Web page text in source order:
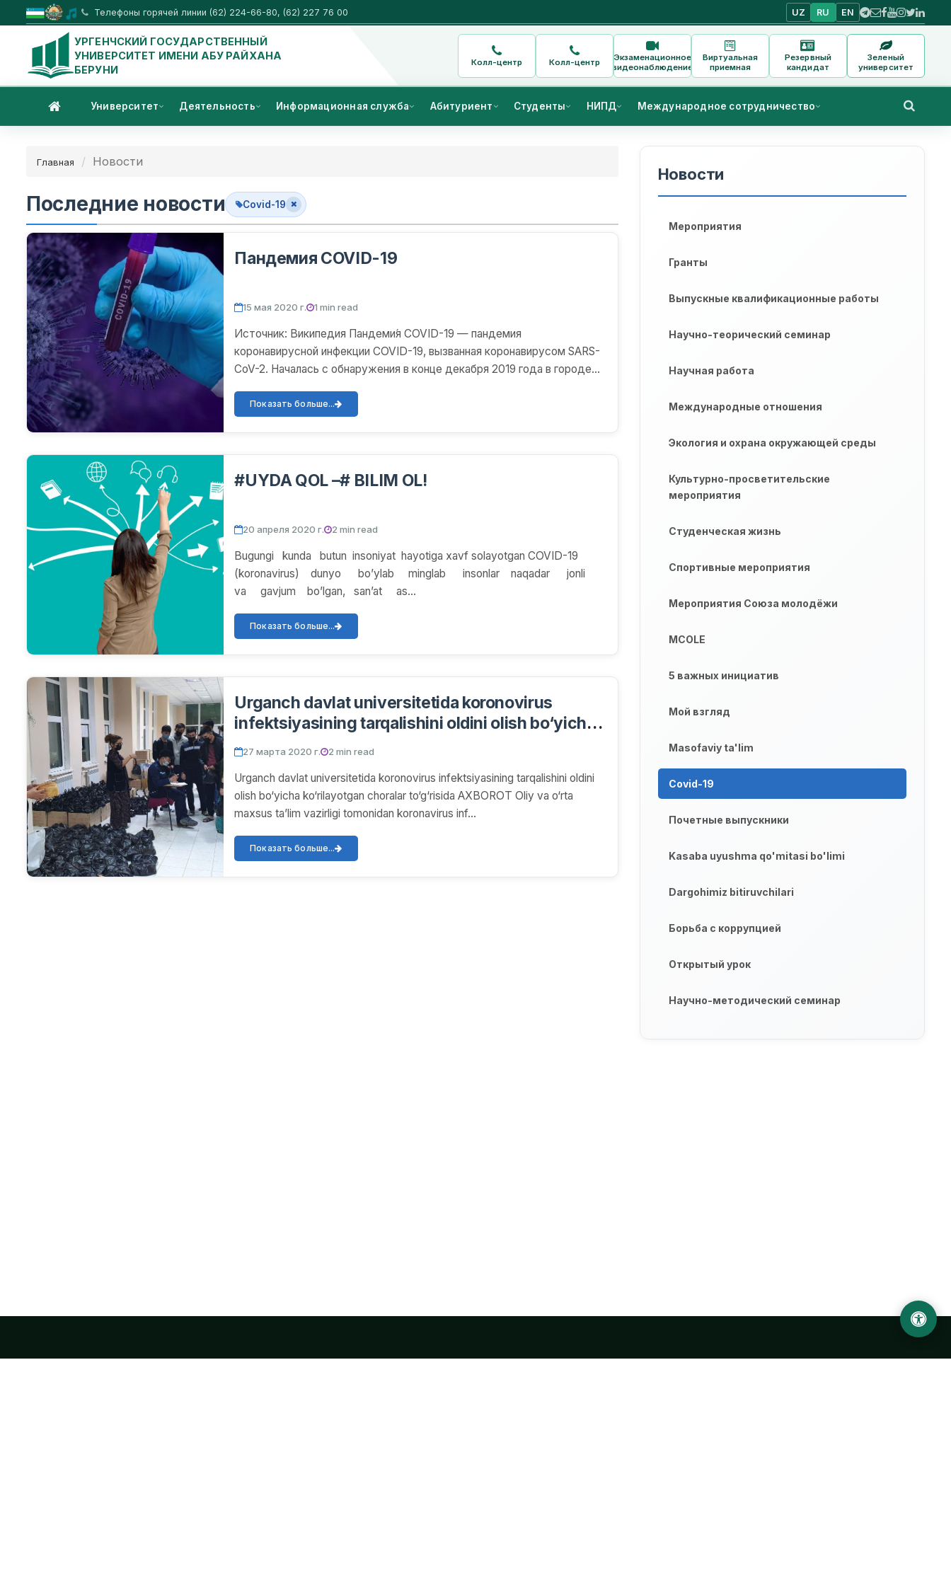
Телефоны горячей линии (62) 224-66-80, (62) 227 76 00 UZ RU EN
УРГЕНЧСКИЙ ГОСУДАРСТВЕННЫЙ
УНИВЕРСИТЕТ ИМЕНИ АБУ РАЙХАНА
БЕРУНИ
Колл-центр Колл-центр
Экзаменационное
видеонаблюдение
Виртуальная
приемная
Резервный
кандидат
Зеленый
университет
Университет Деятельность Информационная служба Абитуриент Студенты НИПД Международное сотрудничество
Главная Новости
Последние новости Covid-19
Пандемия COVID-19
15 мая 2020 г. 1 min read
Источник: ​Википедия Пандеми́я COVID-19 — пандемия
коронавирусной инфекции COVID-19, вызванная коронавирусом SARS-
CoV-2. Началась с обнаружения в конце декабря 2019 года в городе
Показать больше...
#UYDA QOL –# BILIM OL!
20 апреля 2020 г. 2 min read
Bugungi kunda butun insoniyat hayotiga xavf solayotgan COVID-19
(koronavirus) dunyo bo’ylab minglab insonlar naqadar jonli
va gavjum bo’lgan, san’at as...
Показать больше...
Urganch davlat universitetida koronovirus
infektsiyasining tarqalishini oldini olish bo‘yicha
ko‘rilayotgan choralar
27 марта 2020 г. 2 min read
Urganch davlat universitetida koronovirus infektsiyasining tarqalishini oldini
olish bo‘yicha ko‘rilayotgan choralar to‘g‘risida AXBOROT Oliy va o‘rta
maxsus ta’lim vazirligi tomonidan koronavirus inf...
Показать больше...
Новости
Мероприятия
Гранты
Выпускные квалификационные работы
Научно-теорический семинар
Научная работа
Международные отношения
Экология и охрана окружающей среды
Культурно-просветительские
мероприятия
Студенческая жизнь
Спортивные мероприятия
Мероприятия Союза молодёжи
MCOLE
5 важных инициатив
Мой взгляд
Masofaviy ta'lim
Covid-19
Почетные выпускники
Kasaba uyushma qo'mitasi bo'limi
Dargohimiz bitiruvchilari
Борьба с коррупцией
Открытый урок
Научно-методический семинар